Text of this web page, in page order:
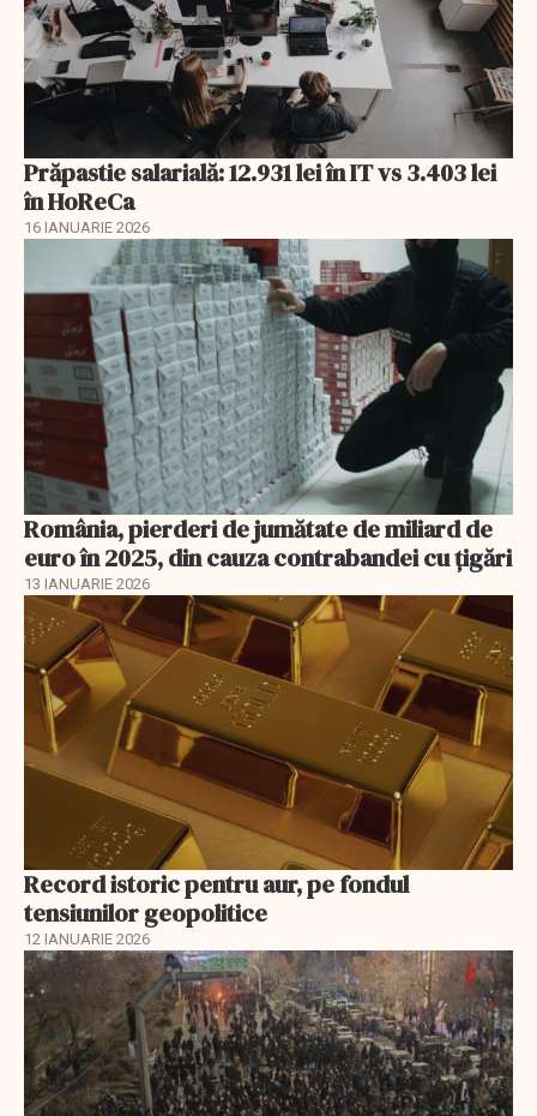
Prăpastie salarială: 12.931 lei în IT vs 3.403 lei
în HoReCa
16 IANUARIE 2026
România, pierderi de jumătate de miliard de
euro în 2025, din cauza contrabandei cu ţigări
13 IANUARIE 2026
Record istoric pentru aur, pe fondul
tensiunilor geopolitice
12 IANUARIE 2026